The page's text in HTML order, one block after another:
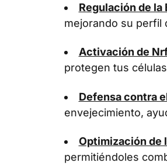
Regulación de
mejorando su perfil
Activación de
protegen tus
Defensa contra
envejecimiento,
Optimización de
permitiéndoles